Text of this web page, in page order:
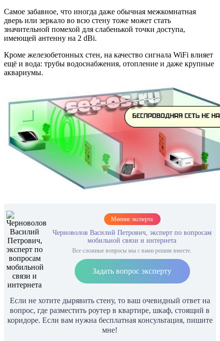
Самое забавное, что иногда даже обычная межкомнатная
дверь или зеркало во всю стену тоже может стать
значительной помехой для слабенькой точки доступа,
имеющей антенну на 2 dBi.
Кроме железобетонных стен, на качество сигнала WiFi влияет
ещё и вода: трубы водоснабжения, отопление и даже крупные
аквариумы.
Мнение эксперта
Черноволов Василий Петрович, эксперт по вопросам
мобильной связи и интернета
Все сложные вопросы мы с вами решим вместе.
Задать вопрос эксперту
Если не хотите дырявить стену, то ваш очевидный ответ на
вопрос, где разместить роутер в квартире, шкаф, стоящий в
коридоре. Если вам нужна бесплатная консультация, пишите
мне!